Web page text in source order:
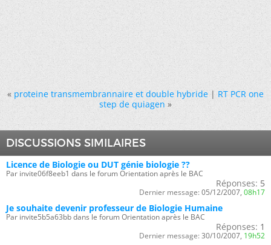
« proteine transmembrannaire et double hybride|RT PCR one
step de quiagen »
DISCUSSIONS SIMILAIRES
Licence de Biologie ou DUT génie biologie ??
Par invite06f8eeb1 dans le forum Orientation après le BAC
Réponses: 5
Dernier message: 05/12/2007, 08h17
Je souhaite devenir professeur de Biologie Humaine
Par invite5b5a63bb dans le forum Orientation après le BAC
Réponses: 1
Dernier message: 30/10/2007, 19h52